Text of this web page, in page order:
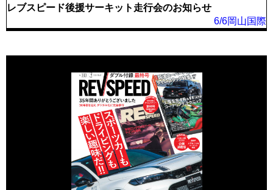
レブスピード後援サーキット走行会のお知らせ
6/6岡山国際